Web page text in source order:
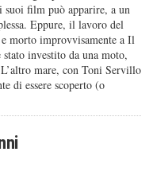
suoi film può apparire, a un
Eppure, il lavoro del
morto improvvisamente a Il
investito da una moto,
mare, con Toni Servillo
di essere scoperto (o